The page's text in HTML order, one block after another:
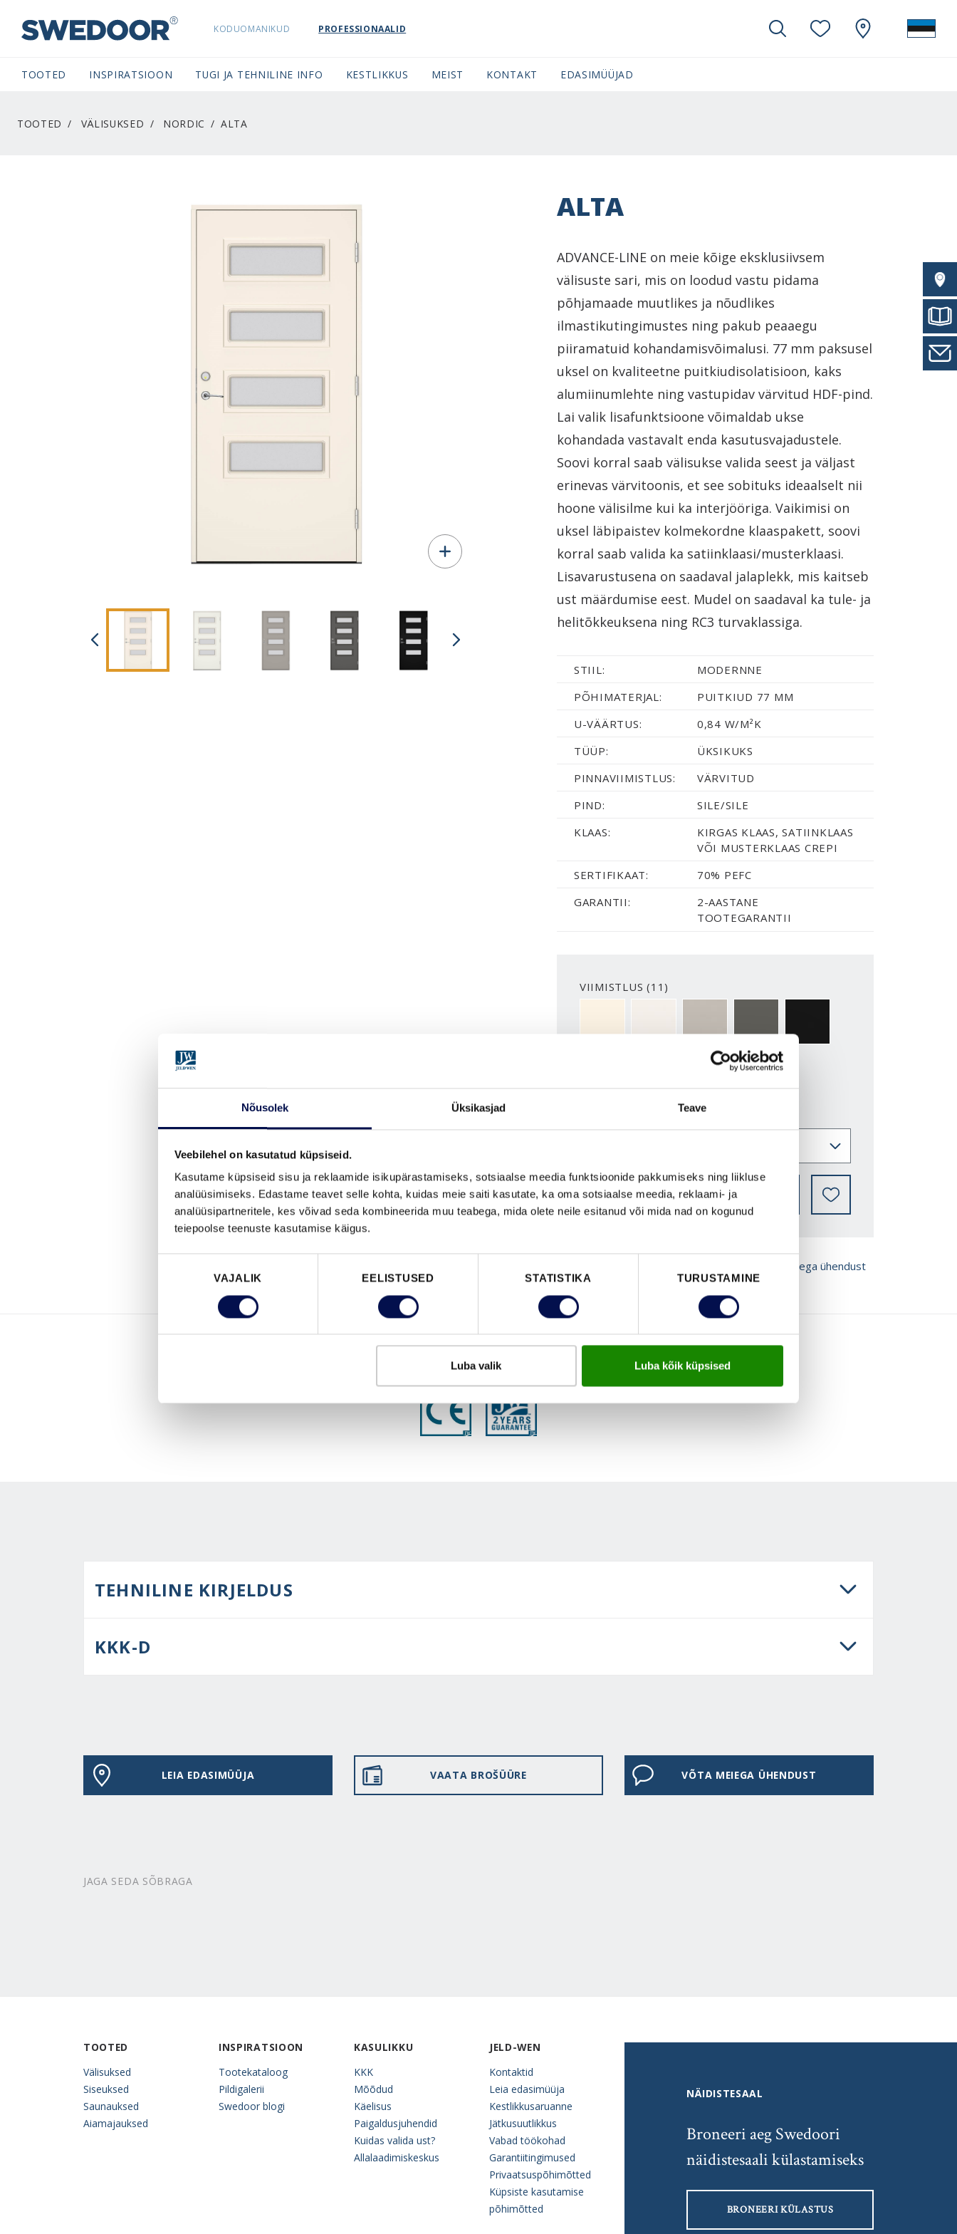
Nõusolek Üksikasjad Teave
Veebilehel on kasutatud küpsiseid.
Kasutame küpsiseid sisu ja reklaamide isikupärastamiseks, sotsiaalse meedia funktsioonide pakkumiseks ning liikluse
analüüsimiseks. Edastame teavet selle kohta, kuidas meie saiti kasutate, ka oma sotsiaalse meedia, reklaami- ja
analüüsipartneritele, kes võivad seda kombineerida muu teabega, mida olete neile esitanud või mida nad on kogunud
teiepoolse teenuste kasutamise käigus.
VAJALIK EELISTUSED STATISTIKA TURUSTAMINE
Luba valik Luba kõik küpsised
SWEDOORESTONIA NAVIGATION
KODUOMANIKUD PROFESSIONAALID
TOOTED INSPIRATSIOON TUGI JA TEHNILINE INFO KESTLIKKUS MEIST KONTAKT EDASIMÜÜJAD
TOOTED VÄLISUKSED NORDIC ALTA
ALTA
ADVANCE-LINE on meie kõige eksklusiivsem
välisuste sari, mis on loodud vastu pidama
põhjamaade muutlikes ja nõudlikes
ilmastikutingimustes ning pakub peaaegu
piiramatuid kohandamisvõimalusi. 77 mm paksusel
uksel on kvaliteetne puitkiudisolatisioon, kaks
alumiinumlehte ning vastupidav värvitud HDF-pind.
Lai valik lisafunktsioone võimaldab ukse
kohandada vastavalt enda kasutusvajadustele.
Soovi korral saab välisukse valida seest ja väljast
erinevas värvitoonis, et see sobituks ideaalselt nii
hoone välisilme kui ka interjööriga. Vaikimisi on
uksel läbipaistev kolmekordne klaaspakett, soovi
korral saab valida ka satiinklaasi/musterklaasi.
Lisavarustusena on saadaval jalaplekk, mis kaitseb
ust määrdumise eest. Mudel on saadaval ka tule- ja
helitõkkeuksena ning RC3 turvaklassiga.
STIIL:
MODERNNE
PÕHIMATERJAL:
PUITKIUD 77 MM
U-VÄÄRTUS:
0,84 W/M²K
TÜÜP:
ÜKSIKUKS
PINNAVIIMISTLUS:
VÄRVITUD
PIND:
SILE/SILE
KLAAS:
KIRGAS KLAAS, SATIINKLAAS
VÕI MUSTERKLAAS CREPI
SERTIFIKAAT:
70% PEFC
GARANTII:
2-AASTANE
TOOTEGARANTII
VIIMISTLUS (11)
LEIA EDASIMÜÜJA
Võta meiega ühendust
TEHNILINE KIRJELDUS
KKK-D
LEIA EDASIMÜÜJA VAATA BROŠÜÜRE VÕTA MEIEGA ÜHENDUST
JAGA SEDA SÕBRAGA
TOOTED
Välisuksed
Siseuksed
Saunauksed
Aiamajauksed
INSPIRATSIOON
Tootekataloog
Pildigalerii
Swedoor blogi
KASULIKKU
KKK
Mõõdud
Käelisus
Paigaldusjuhendid
Kuidas valida ust?
Allalaadimiskeskus
JELD-WEN
Kontaktid
Leia edasimüüja
Kestlikkusaruanne
Jätkusuutlikkus
Vabad töökohad
Garantiitingimused
Privaatsuspõhimõtted
Küpsiste kasutamise
põhimõtted
NÄIDISTESAAL
Broneeri aeg Swedoori
näidistesaali külastamiseks
BRONEERI KÜLASTUS